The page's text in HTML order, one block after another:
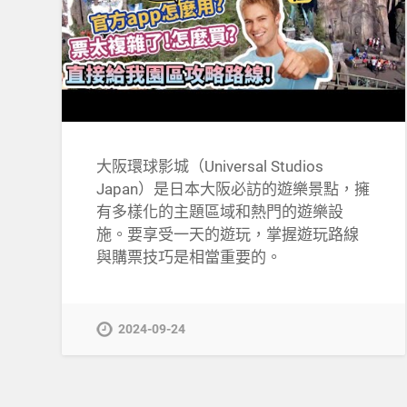
大阪環球影城（Universal Studios
Japan）是日本大阪必訪的遊樂景點，擁
有多樣化的主題區域和熱門的遊樂設
施。要享受一天的遊玩，掌握遊玩路線
與購票技巧是相當重要的。
2024-09-24